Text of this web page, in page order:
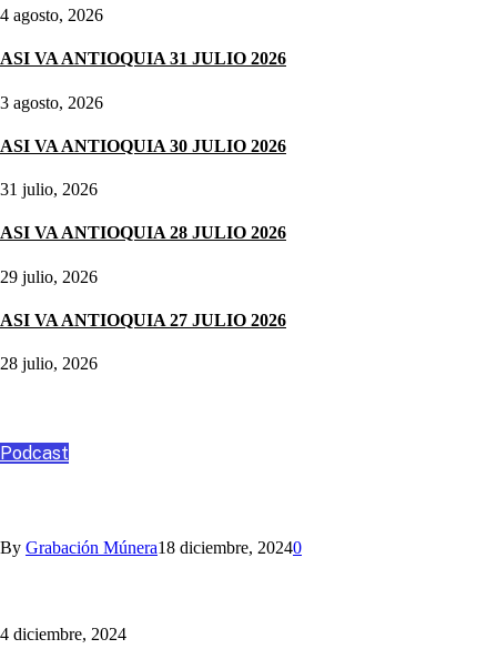
4 agosto, 2026
ASI VA ANTIOQUIA 31 JULIO 2026
3 agosto, 2026
ASI VA ANTIOQUIA 30 JULIO 2026
31 julio, 2026
ASI VA ANTIOQUIA 28 JULIO 2026
29 julio, 2026
ASI VA ANTIOQUIA 27 JULIO 2026
28 julio, 2026
Podcast
By Grabación Múnera18 diciembre, 20240
4 diciembre, 2024